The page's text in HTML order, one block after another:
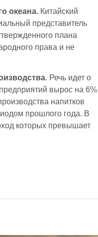
океана. Китайский
представитель
плана
права и не
. Речь идет о
вырос на 6%
напитков
прошлого года. В
которых превышает